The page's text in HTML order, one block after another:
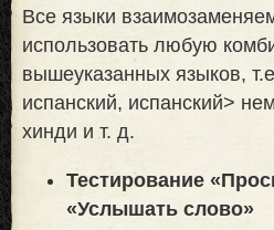
Все языки
использовать любую
вышеуказанных языков,
испанский, испанский>
хинди и т. д.
Тестирование
«Услышать слово»